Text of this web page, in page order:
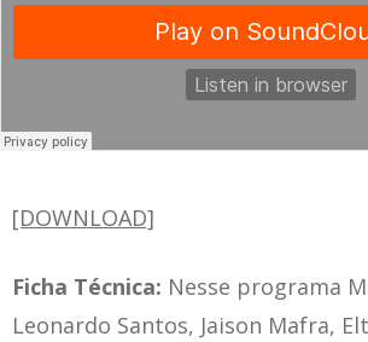
[DOWNLOAD]
Ficha Técnica: Nesse programa
Leonardo Santos, Jaison Mafra,